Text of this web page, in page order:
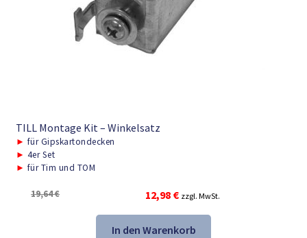
TILL Montage Kit – Winkelsatz
► für Gipskartondecken
► 4er Set
► für Tim und TOM
19,64€
Ursprünglicher
Preis
war:
12,98 €Aktueller
Preis
ist:
zzgl. MwSt.
In den Warenkorb